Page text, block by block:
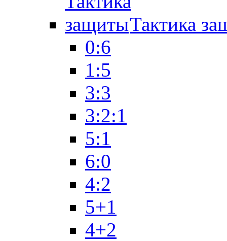
Тактика
0:6
1:5
3:3
3:2:1
5:1
6:0
4:2
5+1
4+2